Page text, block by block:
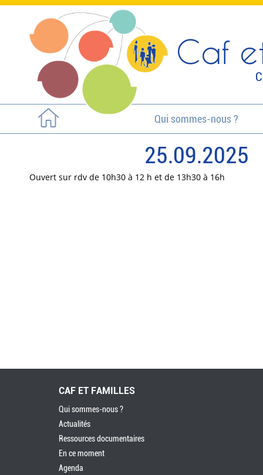
Caf
Qui sommes-nous ?
25.09.2025
Ouvert sur rdv de 10h30 à 12 h et de 13h30 à 16h
CAF ET FAMILLES
Qui sommes-nous ?
Actualités
Ressources documentaires
En ce moment
Agenda